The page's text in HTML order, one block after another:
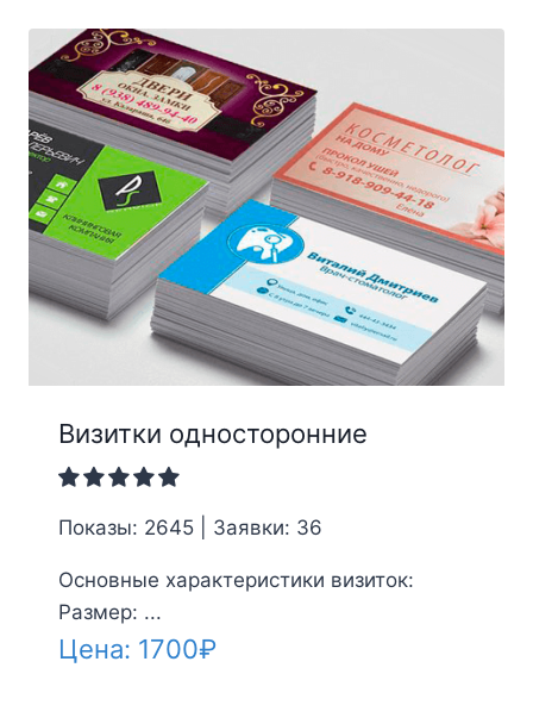
30000₽.
Визитки односторонние
Показы: 2645 | Заявки: 36
Основные характеристики визиток:
Размер: ...
Цена: 1700₽